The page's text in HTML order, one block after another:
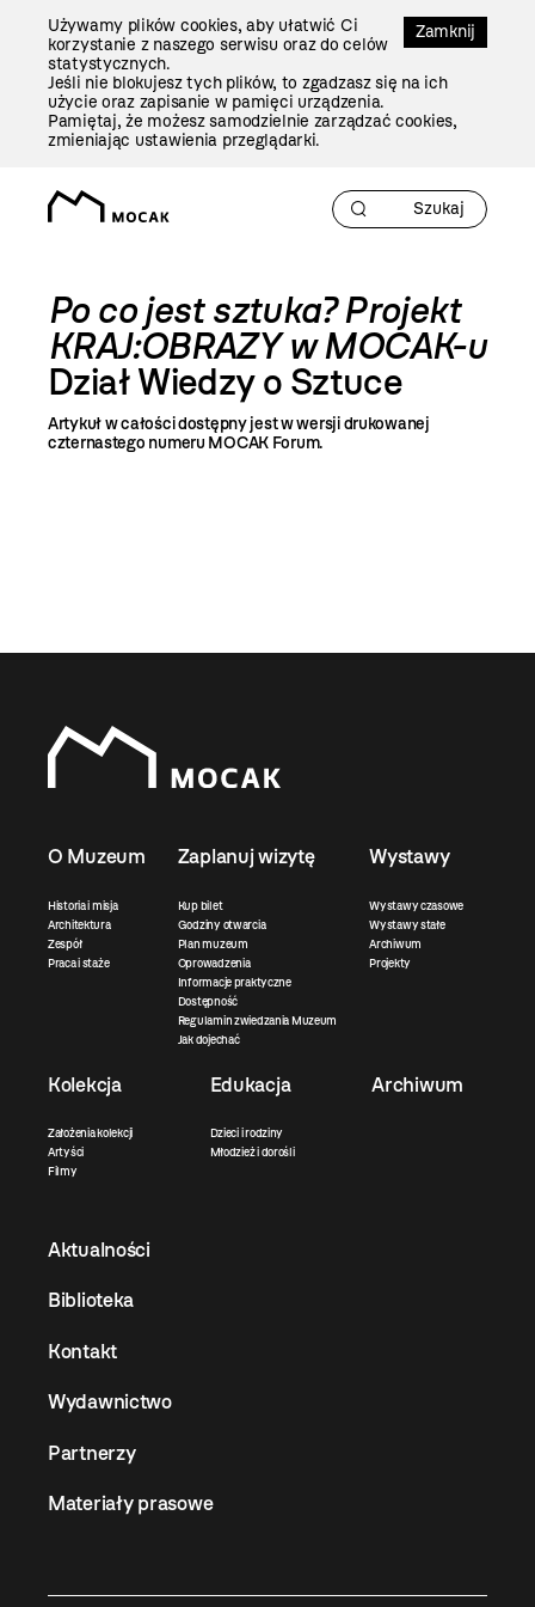
Zamknij
Używamy plików cookies, aby ułatwić Ci
korzystanie z naszego serwisu oraz do celów
statystycznych.
Jeśli nie blokujesz tych plików, to zgadzasz się na ich
użycie oraz zapisanie w pamięci urządzenia.
Pamiętaj, że możesz samodzielnie zarządzać cookies,
zmieniając ustawienia przeglądarki.
Po co jest sztuka? Projekt
KRAJ:OBRAZY w MOCAK-u
Dział Wiedzy o Sztuce
Artykuł w całości dostępny jest w wersji drukowanej
czternastego numeru MOCAK Forum.
O Muzeum
Historia i misja
Architektura
Zespół
Praca i staże
Zaplanuj wizytę
Kup bilet
Godziny otwarcia
Plan muzeum
Oprowadzenia
Informacje praktyczne
Dostępność
Regulamin zwiedzania Muzeum
Jak dojechać
Wystawy
Wystawy czasowe
Wystawy stałe
Archiwum
Projekty
Kolekcja
Założenia kolekcji
Artyści
Filmy
Edukacja
Dzieci i rodziny
Młodzież i dorośli
Archiwum
Aktualności
Biblioteka
Kontakt
Wydawnictwo
Partnerzy
Materiały prasowe